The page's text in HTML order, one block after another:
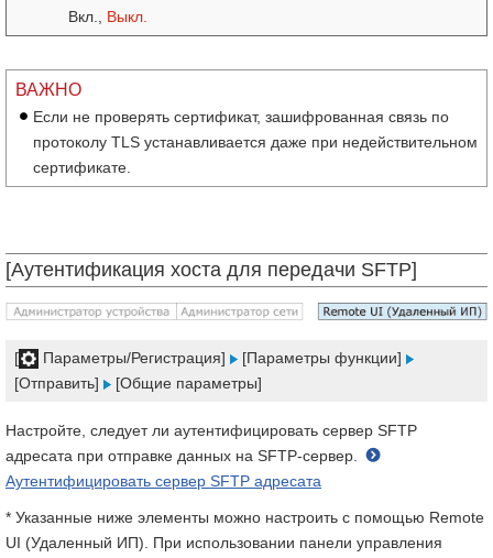
Вкл., Выкл.
ВАЖНО
Если не проверять сертификат, зашифрованная связь по
протоколу TLS устанавливается даже при недействительном
сертификате.
[Аутентификация хоста для передачи SFTP]
[ Параметры/Регистрация]
[Параметры функции]
[Отправить]
[Общие параметры]
Настройте, следует ли аутентифицировать сервер SFTP
адресата при отправке данных на SFTP-сервер.
Аутентифицировать сервер SFTP адресата
* Указанные ниже элементы можно настроить с помощью Remote
UI (Удаленный ИП). При использовании панели управления